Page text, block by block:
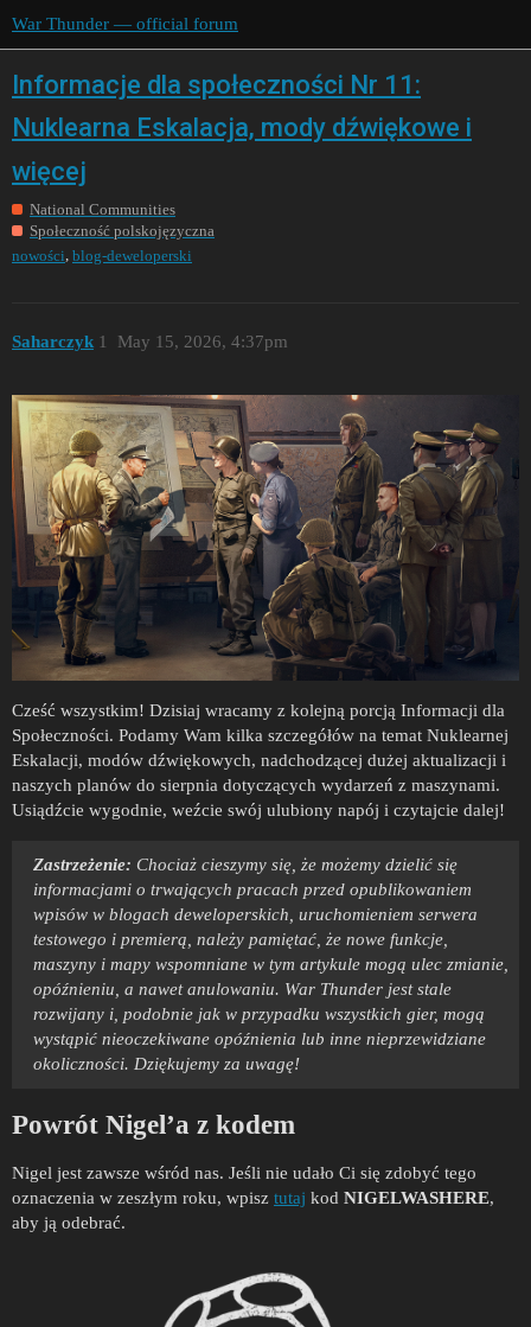
War Thunder — official forum
Informacje dla społeczności Nr 11:
Nuklearna Eskalacja, mody dźwiękowe i
więcej
National Communities
Społeczność polskojęzyczna
nowości blog-deweloperski
Saharczyk May 15, 2026, 4:37pm
1
Cześć wszystkim! Dzisiaj wracamy z kolejną porcją Informacji dla
Społeczności. Podamy Wam kilka szczegółów na temat Nuklearnej
Eskalacji, modów dźwiękowych, nadchodzącej dużej aktualizacji i
naszych planów do sierpnia dotyczących wydarzeń z maszynami.
Usiądźcie wygodnie, weźcie swój ulubiony napój i czytajcie dalej!
Zastrzeżenie: Chociaż cieszymy się, że możemy dzielić się
informacjami o trwających pracach przed opublikowaniem
wpisów w blogach deweloperskich, uruchomieniem serwera
testowego i premierą, należy pamiętać, że nowe funkcje,
maszyny i mapy wspomniane w tym artykule mogą ulec zmianie,
opóźnieniu, a nawet anulowaniu. War Thunder jest stale
rozwijany i, podobnie jak w przypadku wszystkich gier, mogą
wystąpić nieoczekiwane opóźnienia lub inne nieprzewidziane
okoliczności. Dziękujemy za uwagę!
Powrót Nigel’a z kodem
Nigel jest zawsze wśród nas. Jeśli nie udało Ci się zdobyć tego
oznaczenia w zeszłym roku, wpisz tutaj kod NIGELWASHERE,
aby ją odebrać.